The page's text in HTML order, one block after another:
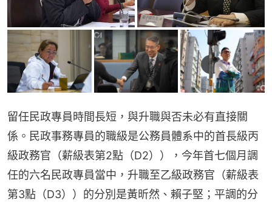
留任民政專員時間長短，與升職與否未必有直接關
係。民政事務專員的職級是公務員體系中的首長級丙
級政務官（薪級表第2點（D2）），今年首七個月調
任的六名民政專員當中，升職至乙級政務官（薪級表
第3點（D3））的分別是黃昕然、賴子堅；平調的分